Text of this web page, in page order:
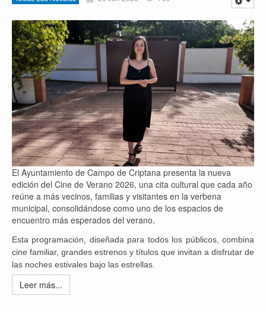
El Ayuntamiento de Campo de Criptana presenta la nueva
edición del Cine de Verano 2026, una cita cultural que cada año
reúne a más vecinos, familias y visitantes en la verbena
municipal, consolidándose como uno de los espacios de
encuentro más esperados del verano.
Esta programación, diseñada para todos los públicos, combina
cine familiar, grandes estrenos y títulos que invitan a disfrutar de
las noches estivales bajo las estrellas.
Leer más...